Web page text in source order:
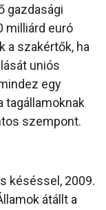
gazdasági
milliárd euró
a szakértők, ha
uniós
egy
tagállamoknak
szempont.
késéssel, 2009.
átállt a